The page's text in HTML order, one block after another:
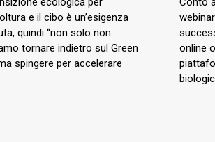
e il cibo è un’esigenza
quindi “non solo non
tornare indietro sul Green
spingere per accelerare
online